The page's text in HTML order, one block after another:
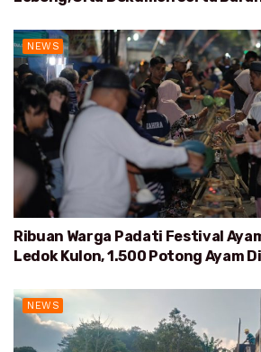
NEWS
Ribuan Warga Padati Festival
Ledok Kulon, 1.500 Potong Ayam
NEWS